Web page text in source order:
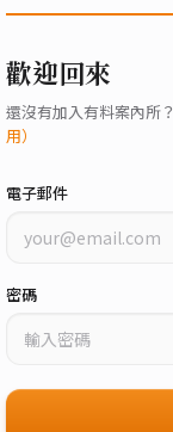
歡迎回來
還沒有加入有料案內所？
用）
電子郵件
密碼